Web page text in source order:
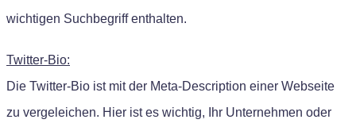
wichtigen Suchbegriff enthalten.
Twitter-Bio:
Die Twitter-Bio ist mit der Meta-Description einer Webseite
zu vergeleichen. Hier ist es wichtig, Ihr Unternehmen oder